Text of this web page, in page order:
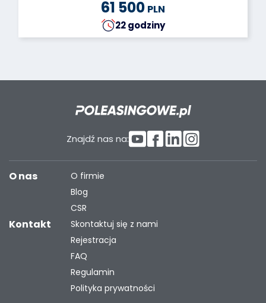
61 500 PLN
22 godziny
Znajdź nas na:
O nas
O firmie
Blog
CSR
Kontakt
Skontaktuj się z nami
Rejestracja
FAQ
Regulamin
Polityka prywatności